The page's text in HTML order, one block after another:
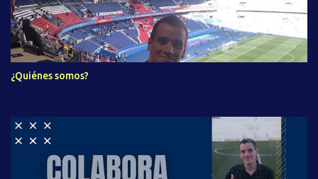
¿Quiénes somos?